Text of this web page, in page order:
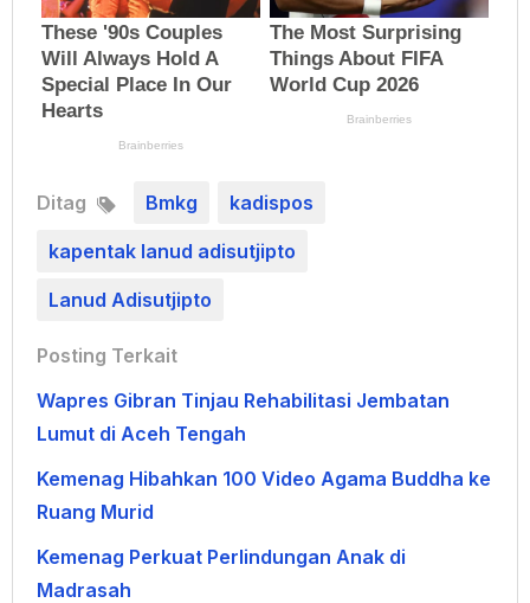
Ditag Bmkg kadispos
kapentak lanud adisutjipto
Lanud Adisutjipto
Posting Terkait
Wapres Gibran Tinjau Rehabilitasi Jembatan
Lumut di Aceh Tengah
Kemenag Hibahkan 100 Video Agama Buddha ke
Ruang Murid
Kemenag Perkuat Perlindungan Anak di
Madrasah